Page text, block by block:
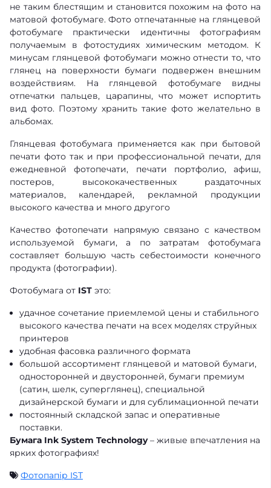
не таким блестящим и становится похожим на фото на
матовой фотобумаге. Фото отпечатанные на глянцевой
фотобумаге практически идентичны фотографиям
получаемым в фотостудиях химическим методом. К
минусам глянцевой фотобумаги можно отнести то, что
глянец на поверхности бумаги подвержен внешним
воздействиям. На глянцевой фотобумаге видны
отпечатки пальцев, царапины, что может испортить
вид фото. Поэтому хранить такие фото желательно в
альбомах.
Глянцевая фотобумага применяется как при бытовой
печати фото так и при профессиональной печати, для
ежедневной фотопечати, печати портфолио, афиш,
постеров, высококачественных раздаточных
материалов, календарей, рекламной продукции
высокого качества и много другого
Качество фотопечати напрямую связано с качеством
используемой бумаги, а по затратам фотобумага
составляет большую часть себестоимости конечного
продукта (фотографии).
Фотобумага от IST это:
удачное сочетание приемлемой цены и стабильного
высокого качества печати на всех моделях струйных
принтеров
удобная фасовка различного формата
большой ассортимент глянцевой и матовой бумаги,
односторонней и двусторонней, бумаги премиум
(сатин, шелк, суперглянец), специальной
дизайнерской бумаги и для сублимационной печати
постоянный складской запас и оперативные
поставки.
Бумага Ink System Technology– живые впечатления на
ярких фотографиях!
Фотопапір IST